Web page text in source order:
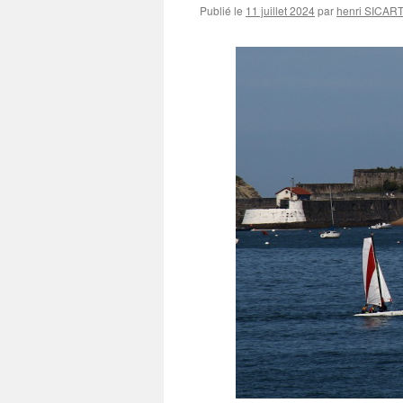
Publié le 11 juillet 2024par henri SICART